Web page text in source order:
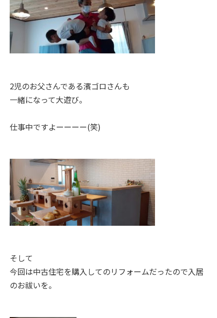
2児のお父さんである濱ゴロさんも
一緒になって大遊び。
仕事中ですよーーーー(笑)
そして
今回は中古住宅を購入してのリフォームだったので入居
のお祓いを。